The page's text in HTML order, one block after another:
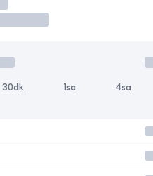
30dk 1sa 4sa